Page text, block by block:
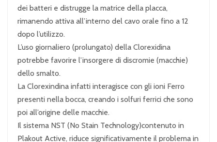
dei batteri e distrugge la matrice della placca,
rimanendo attiva all’interno del cavo orale fino a 12
dopo l’utilizzo.
L’uso giornaliero (prolungato) della Clorexidina
potrebbe favorire l’insorgere di discromie (macchie)
dello smalto.
La Clorexindina infatti interagisce con gli ioni Ferro
presenti nella bocca, creando i solfuri ferrici che sono
poi all’origine delle macchie.
Il sistema NST (No Stain Technology)contenuto in
Plakout Active, riduce significativamente il problema in